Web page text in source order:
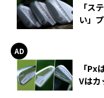
「ス
い」
「
Vはカ